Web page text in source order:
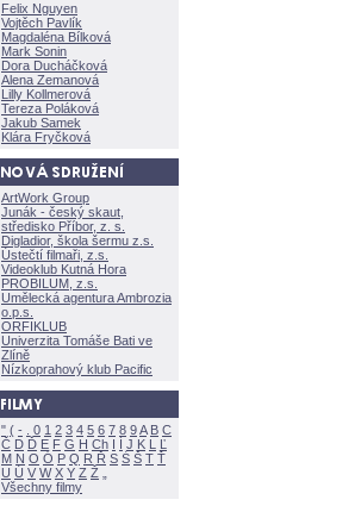
Felix Nguyen
Vojtěch Pavlík
Magdaléna Bílkov
Mark Sonin
Dora Ducháčkov
Alena Zemanov
Lilly Kollmerov
Tereza Polákov
Jakub Samek
Klára Fryčkov
ArtWork Group
Junák - český skaut,
středisko Příbor, z. s.
Digladior, škola šermu z.s.
Ústečtí filmaři, z.s.
Videoklub Kutná Hora
PROBILUM, z.s.
Umělecká agentura Ambrozia
o.p.s.
ORFIKLUB
Univerzita Tomáše Bati ve
Zlíně
Nízkoprahový klub Pacific
" ( - 0 1 2 3 4 5 6 7 8 9A B C
Č D Ď E F G H Ch I Í J K L
Ľ
M N O Ó P Q R Ř S Ś T Ť
U Ú V W X Y Z
Všechny filmy